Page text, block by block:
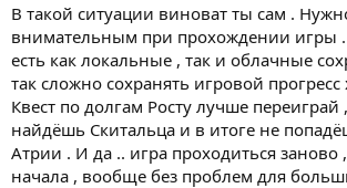
В такой ситуации виноват ты сам .
внимательным при прохождении игры .
есть как локальные , так и облачные
так сложно сохранять игровой прогресс
Квест по долгам Росту лучше переиграй
найдёшь Скитальца и в итоге не
Атрии . И да .. игра проходиться заново
начала , вообще без проблем для